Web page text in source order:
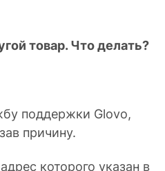
товар. Что делать?
поддержки Glovo,
причину.
которого указан в